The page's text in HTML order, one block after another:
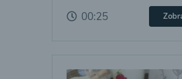
00:25